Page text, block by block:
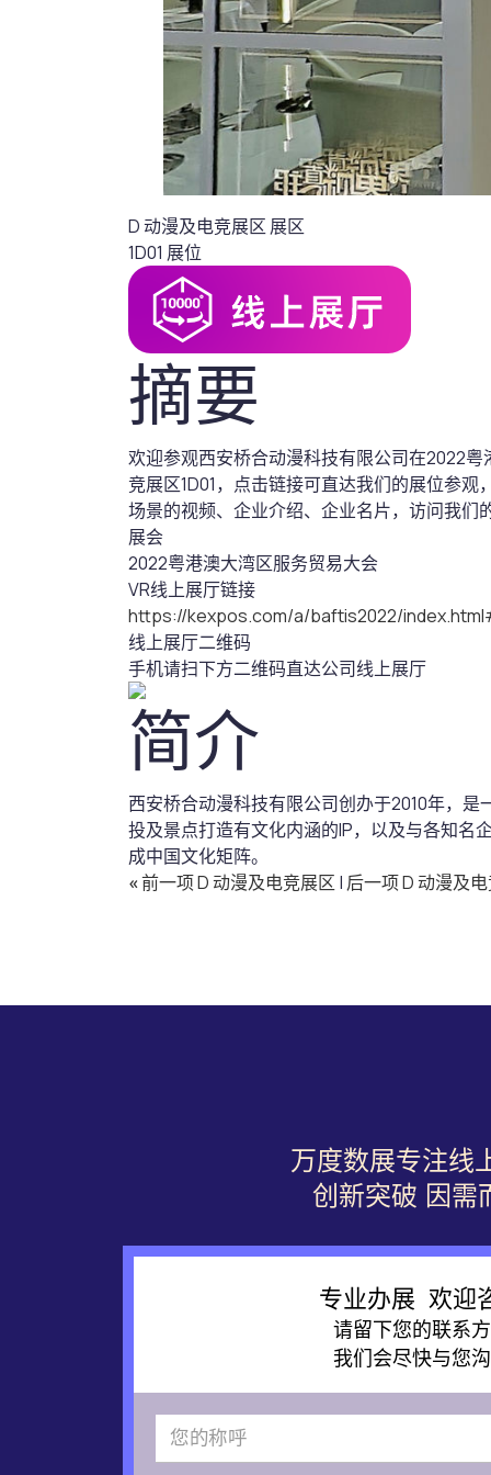
D 动漫及电竞展区 展区
1D01 展位
摘要
欢迎参观西安桥合动漫科技有限公司在2022
竞展区1D01，点击链接可直达我们的展位参
场景的视频、企业介绍、企业名片，访问我
展会
2022粤港澳大湾区服务贸易大会
VR线上展厅链接
https://kexpos.com/a/baftis2022/
线上展厅二维码
手机请扫下方二维码直达公司线上展厅
简介
西安桥合动漫科技有限公司创办于2010年，
投及景点打造有文化内涵的IP，以及与各知名
成中国文化矩阵。
«前一项 D 动漫及电竞展区 | 后一项 D 动漫及
万度数展专注线
创新突破 因需
专业办展 欢迎
请留下您的联系
我们会尽快与您